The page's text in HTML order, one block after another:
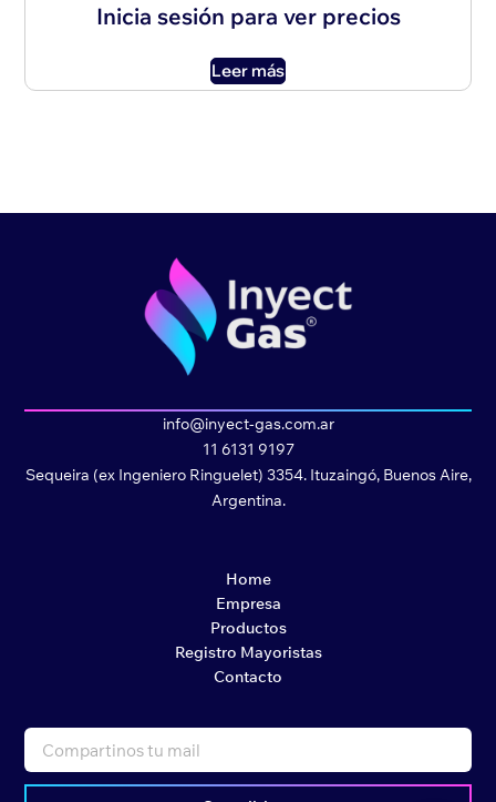
Inicia sesión para ver precios
Leer más
info@inyect-gas.com.ar
11 6131 9197
Sequeira (ex Ingeniero Ringuelet) 3354. Ituzaingó, Buenos Aire,
Argentina.
Home
Empresa
Productos
Registro Mayoristas
Contacto